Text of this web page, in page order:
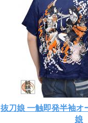
抜刀娘 一触即発半袖
娘